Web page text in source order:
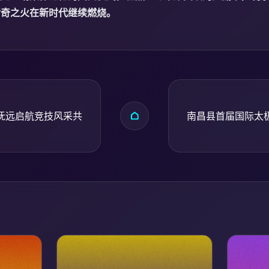
之火在新时代继续燃烧。
远启航竞技风采共 南昌县首届国际太